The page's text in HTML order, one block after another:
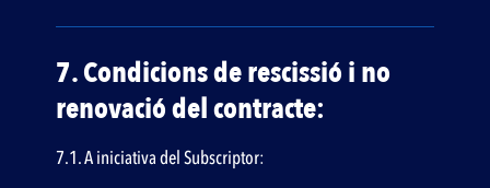
7. Condicions de rescissió i no
renovació del contracte:
7.1. A iniciativa del Subscriptor: